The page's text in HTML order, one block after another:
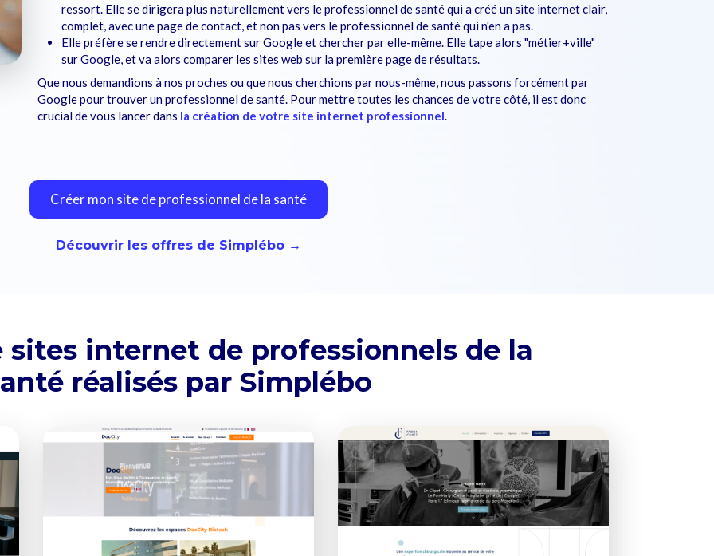
ressort. Elle se dirigera plus naturellement vers le professionnel de santé qui a créé un site internet clair,
complet, avec une page de contact, et non pas vers le professionnel de santé qui n'en a pas.
Elle préfère se rendre directement sur Google et chercher par elle-même. Elle tape alors "métier+ville"
sur Google, et va alors comparer les sites web sur la première page de résultats.
Que nous demandions à nos proches ou que nous cherchions par nous-même, nous passons forcément par
Google pour trouver un professionnel de santé. Pour mettre toutes les chances de votre côté, il est donc
crucial de vous lancer dans la création de votre site internet professionnel.
Créer mon site de professionnel de la santé
Découvrir les offres de Simplébo →
sites internet de professionnels de la
réalisés par Simplébo